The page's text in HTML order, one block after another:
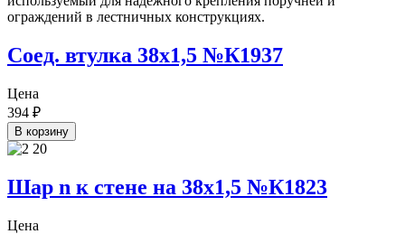
Соед. втулка 38х1,5 №К1937
Цена
394 ₽
В корзину
Шар n к стене на 38х1,5 №К1823
Цена